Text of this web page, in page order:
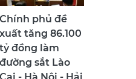
Chính phủ đề
xuất tăng 86.100
tỷ đồng làm
đường sắt Lào
Cai - Hà Nội - Hải